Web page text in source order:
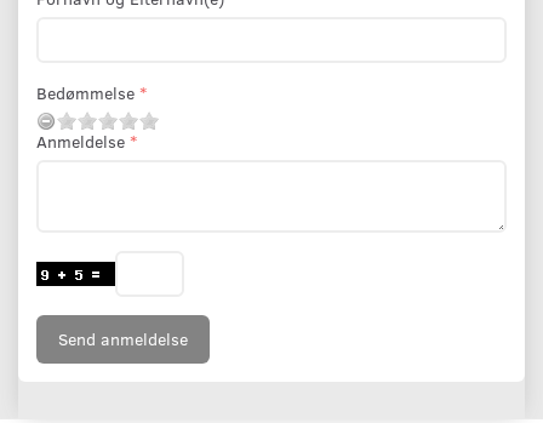
Bedømmelse
Anmeldelse
Send anmeldelse